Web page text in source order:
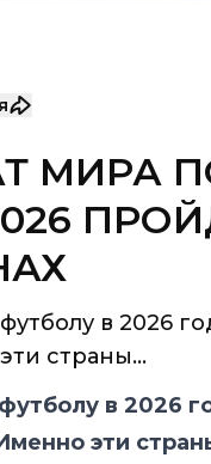
МИРА
в 2026
страны...
в 2026
эти